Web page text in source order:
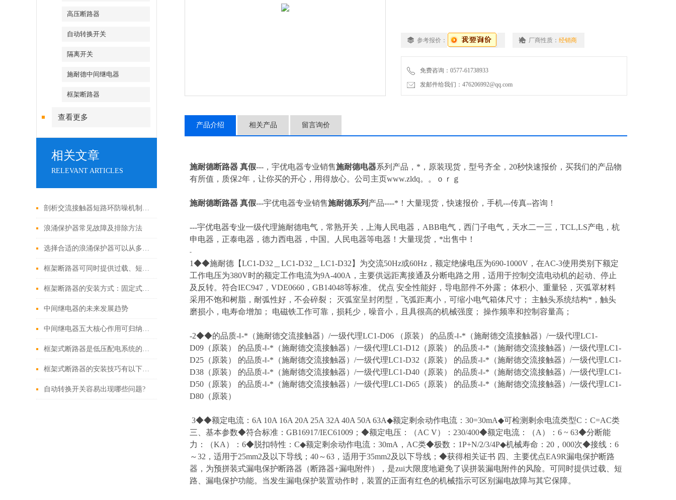
高压断路器
自动转换开关
隔离开关
施耐德中间继电器
框架断路器
查看更多
相关文章
RELEVANT ARTICLES
剖析交流接触器短路环防噪机制与电气安全操作红线
浪涌保护器常见故障及排除方法
选择合适的浪涌保护器可以从多个角度探讨
框架断路器可同时提供过载、短路、漏电保护功能
框架断路器的安装方式：固定式，插入式，抽出式
中间继电器的未来发展趋势
中间继电器五大核心作用可归纳如下
框架式断路器是低压配电系统的核心保护设备
框架式断路器的安装技巧有以下这些
自动转换开关容易出现哪些问题?
参考报价： 厂商性质： 经销商
免费咨询：0577-61738933
发邮件给我们：476206992@qq.com
产品介绍 相关产品 留言询价
施耐德断路器 真假---，宇优电器专业销售施耐德电器系列产品，*，原装现货，型号齐全，20秒快速报价，买我们的产品物
有所值，质保2年，让你买的开心，用得放心。公司主页www.zldq。。ｏｒｇ
施耐德断路器 真假---宇优电器专业销售施耐德系列 产品----*！大量现货，快速报价，手机---传真--咨询！
---宇优电器专业一级代理施耐德电气，常熟开关，上海人民电器，ABB电气，西门子电气，天水二一三，TCL,LS产电，杭
申电器，正泰电器，德力西电器，中国。人民电器等电器！大量现货，*出售中！
-
1◆◆施耐德【LC1-D32＿LC1-D32＿LC1-D32】为交流50Hz或60Hz，额定绝缘电压为690-1000V，在AC-3使用类别下额定
工作电压为380V时的额定工作电流为9A-400A，主要供远距离接通及分断电路之用，适用于控制交流电动机的起动、停止
及反转。符合IEC947，VDE0660，GB14048等标准。 优点 安全性能好，导电部件不外露； 体积小、重量轻，灭弧罩材料
采用不饱和树脂，耐弧性好，不会碎裂； 灭弧室呈封闭型，飞弧距离小，可缩小电气箱体尺寸； 主触头系统结构*，触头
磨损小，电寿命增加； 电磁铁工作可靠，损耗少，噪音小，且具很高的机械强度； 操作频率和控制容量高；
-2◆◆的品质-‖-*（施耐德交流接触器）/一级代理LC1-D06 （原装） 的品质-‖-*（施耐德交流接触器）/一级代理LC1-
D09（原装） 的品质-‖-*（施耐德交流接触器）/一级代理LC1-D12（原装） 的品质-‖-*（施耐德交流接触器）/一级代理LC1-
D25（原装） 的品质-‖-*（施耐德交流接触器）/一级代理LC1-D32（原装） 的品质-‖-*（施耐德交流接触器）/一级代理LC1-
D38（原装） 的品质-‖-*（施耐德交流接触器）/一级代理LC1-D40（原装） 的品质-‖-*（施耐德交流接触器）/一级代理LC1-
D50（原装） 的品质-‖-*（施耐德交流接触器）/一级代理LC1-D65（原装） 的品质-‖-*（施耐德交流接触器）/一级代理LC1-
D80（原装）
3◆◆额定电流：6A 10A 16A 20A 25A 32A 40A 50A 63A◆额定剩余动作电流：30=30mA◆可检测剩余电流类型C：C=AC类
三、基本参数◆符合标准：GB16917/IEC61009；◆额定电压：（AC V）：230/400◆额定电流：（A）：6 ~ 63◆分断能
力：（KA）：6◆脱扣特性：C◆额定剩余动作电流：30mA，AC类◆极数：1P+N/2/3/4P◆机械寿命：20，000次◆接线：6
～32，适用于25mm2及以下导线；40～63，适用于35mm2及以下导线；◆获得相关证书 四、主要优点EA9R漏电保护断路
器，为预拼装式漏电保护断路器（断路器+漏电附件），是zui大限度地避免了误拼装漏电附件的风险。可同时提供过载、短
路、漏电保护功能。当发生漏电保护装置动作时，装置的正面有红色的机械指示可区别漏电故障与其它保障。